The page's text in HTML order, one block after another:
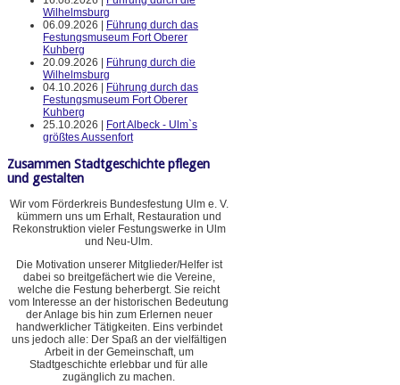
Wilhelmsburg
06.09.2026 |
Führung durch das
Festungsmuseum Fort Oberer
Kuhberg
20.09.2026 |
Führung durch die
Wilhelmsburg
04.10.2026 |
Führung durch das
Festungsmuseum Fort Oberer
Kuhberg
25.10.2026 |
Fort Albeck - Ulm`s
größtes Aussenfort
Zusammen Stadtgeschichte pflegen
und gestalten
Wir vom Förderkreis Bundesfestung Ulm e. V.
kümmern uns um Erhalt, Restauration und
Rekonstruktion vieler Festungswerke in Ulm
und Neu-Ulm.
Die Motivation unserer Mitglieder/Helfer ist
dabei so breitgefächert wie die Vereine,
welche die Festung beherbergt. Sie reicht
vom Interesse an der historischen Bedeutung
der Anlage bis hin zum Erlernen neuer
handwerklicher Tätigkeiten. Eins verbindet
uns jedoch alle: Der Spaß an der vielfältigen
Arbeit in der Gemeinschaft, um
Stadtgeschichte erlebbar und für alle
zugänglich zu machen.